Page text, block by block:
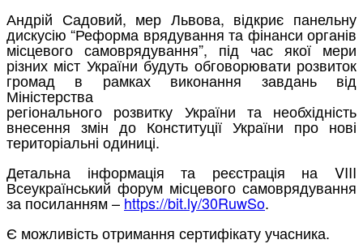
Андрій Садовий, мер Львова, відкриє панельну
дискусію “Реформа врядування та фінанси органів
місцевого самоврядування”, під час якої мери
різних міст України будуть обговорювати розвиток
громад в рамках виконання завдань від
Міністерства
регіонального розвитку України та необхідність
внесення змін до Конституції України про нові
територіальні одиниці.
Детальна інформація та реєстрація на VIII
Всеукраїнський форум місцевого самоврядування
за посиланням –https://bit.ly/30RuwSo.
Є можливість отримання сертифікату учасника.